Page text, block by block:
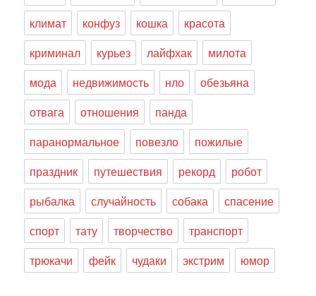
климат
конфуз кошка
красота
криминал
курьез лайфхак
милота
мода
недвижимость нло
обезьяна
отвага
отношения
панда
паранормальное
повезло
пожилые
праздник
путешествия рекорд
робот
рыбалка
случайность собака
спасение
спорт
тату творчество
транспорт
трюкачи
фейк чудаки экстрим юмор